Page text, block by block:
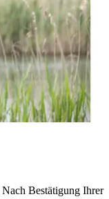
Nach Bestätigung Ihrer